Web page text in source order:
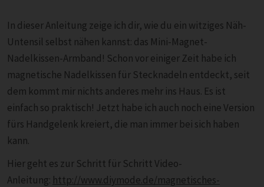
In dieser Anleitung zeige ich dir, wie du ein witziges Näh-
Untensil selbst nähen kannst: das Mini-Magnet-
Nadelkissen-Armband! Schon vor einiger Zeit habe ich
magnetische Nadelkissen für Stecknadeln entdeckt, seit
dem kommt mir nichts anderes mehr ins Haus. Es ist
einfach so praktisch! Jetzt habe ich auch noch eine Version
fürs Handgelenk kreiert, die man immer bei sich haben
kann.
Hier geht es zur Schritt für Schritt Video-
Anleitung: http://www.diymode.de/magnetisches-